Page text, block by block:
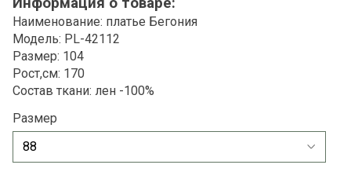
Наименование: платье Бегония
Модель: PL-42112
Размер: 104
Рост,см: 170
Состав ткани: лен -100%
Размер